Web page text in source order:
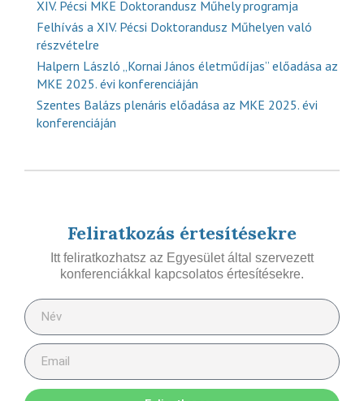
XIV. Pécsi MKE Doktorandusz Műhely programja
Felhívás a XIV. Pécsi Doktorandusz Műhelyen való
részvételre
Halpern László „Kornai János életműdíjas” előadása az
MKE 2025. évi konferenciáján
Szentes Balázs plenáris előadása az MKE 2025. évi
konferenciáján
Feliratkozás értesítésekre
Itt feliratkozhatsz az Egyesület által szervezett
konferenciákkal kapcsolatos értesítésekre.